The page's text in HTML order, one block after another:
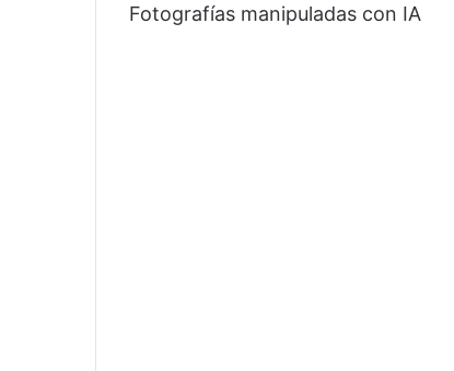
Fotografías manipuladas con IA